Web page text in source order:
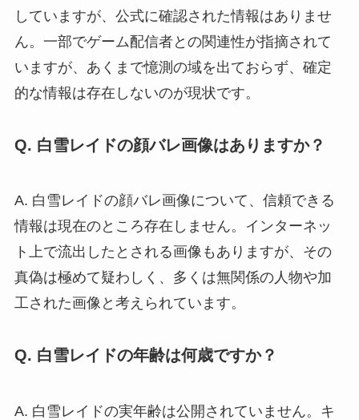
していますが、公式に確認された情報はありませ
ん。一部でゲーム配信者との関連性が指摘されて
いますが、あくまで憶測の域を出ておらず、確定
的な情報は存在しないのが現状です。
Q. 白雪レイドの顔バレ画像はありますか？
A. 白雪レイドの顔バレ画像について、信頼できる
情報は現在のところ存在しません。インターネッ
ト上で流出したとされる画像もありますが、その
真偽は極めて疑わしく、多くは無関係の人物や加
工された画像と考えられています。
Q. 白雪レイドの年齢は何歳ですか？
A. 白雪レイドの実年齢は公開されていません。キ